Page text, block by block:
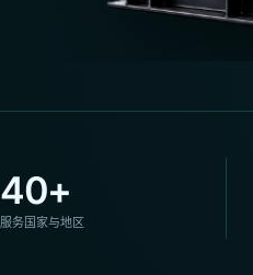
40+
服务国家与地区